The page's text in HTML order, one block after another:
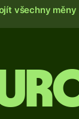
všechny měny